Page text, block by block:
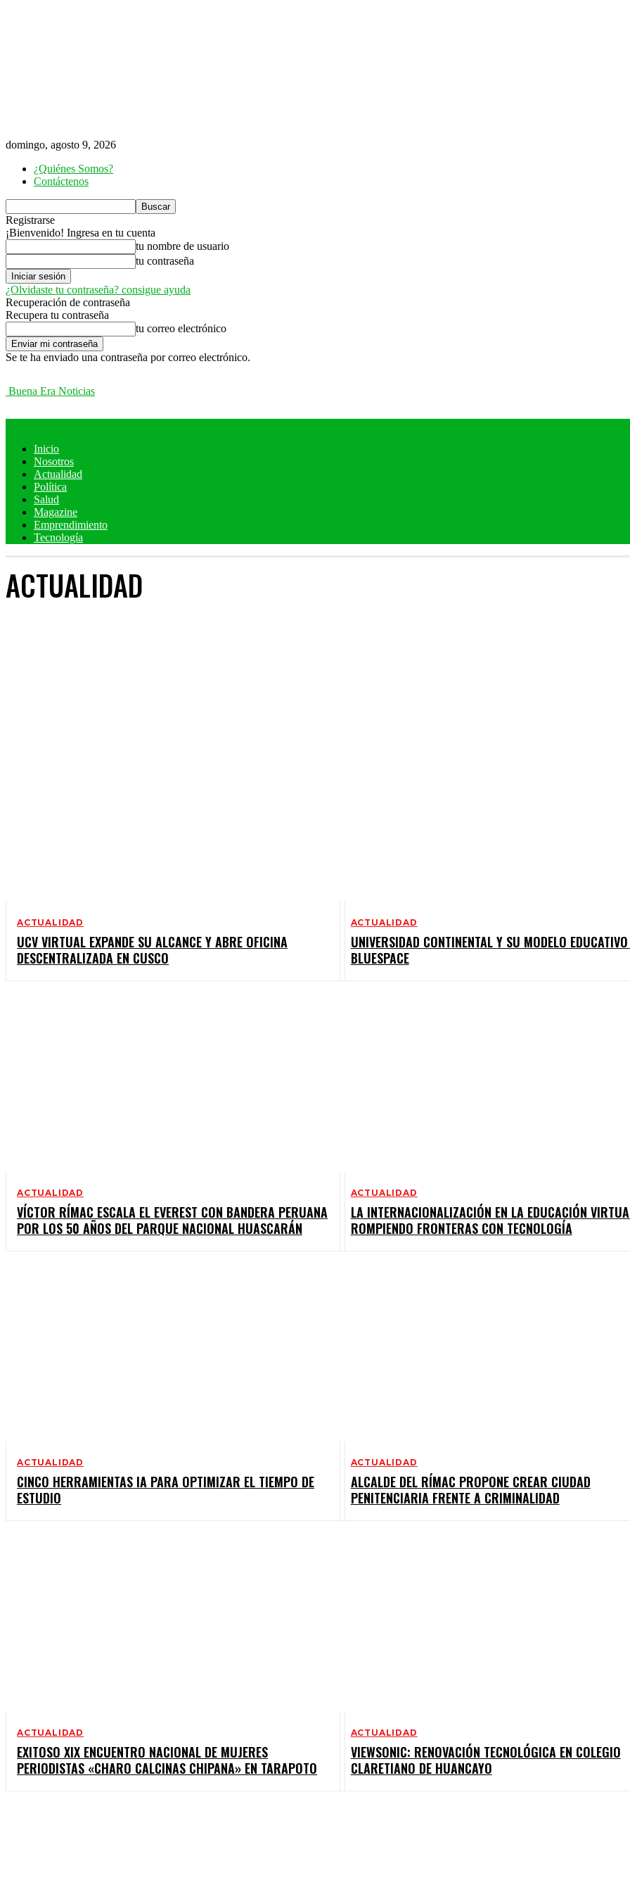
domingo, agosto 9, 2026
¿Quiénes Somos?
Contáctenos
Registrarse
¡Bienvenido! Ingresa en tu cuenta
tu nombre de usuario
tu contraseña
¿Olvidaste tu contraseña? consigue ayuda
Recuperación de contraseña
Recupera tu contraseña
tu correo electrónico
Se te ha enviado una contraseña por correo electrónico.
Buena Era Noticias
Inicio
Nosotros
Actualidad
Política
Salud
Magazine
Emprendimiento
Tecnología
ACTUALIDAD
ACTUALIDAD
UCV VIRTUAL EXPANDE SU ALCANCE Y ABRE OFICINA
DESCENTRALIZADA EN CUSCO
ACTUALIDAD
UNIVERSIDAD CONTINENTAL Y SU MODELO
BLUESPACE
ACTUALIDAD
VÍCTOR RÍMAC ESCALA EL EVEREST CON BANDERA PERUANA
POR LOS 50 AÑOS DEL PARQUE NACIONAL HUASCARÁN
ACTUALIDAD
LA INTERNACIONALIZACIÓN EN LA EDUCACIÓN
ROMPIENDO FRONTERAS CON TECNOLOGÍA
ACTUALIDAD
CINCO HERRAMIENTAS IA PARA OPTIMIZAR EL TIEMPO DE
ESTUDIO
ACTUALIDAD
ALCALDE DEL RÍMAC PROPONE CREAR CIUDAD
PENITENCIARIA FRENTE A CRIMINALIDAD
ACTUALIDAD
EXITOSO XIX ENCUENTRO NACIONAL DE MUJERES
PERIODISTAS «CHARO CALCINAS CHIPANA» EN TARAPOTO
ACTUALIDAD
VIEWSONIC: RENOVACIÓN TECNOLÓGICA EN COLEGIO
CLARETIANO DE HUANCAYO